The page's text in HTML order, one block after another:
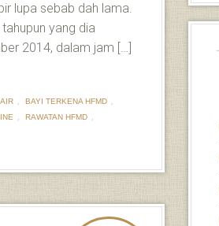
lupa sebab dah lama.
yang dia
2014, dalam jam […]
, BAYI TERKENA HFMD ,
, RAWATAN HFMD ,